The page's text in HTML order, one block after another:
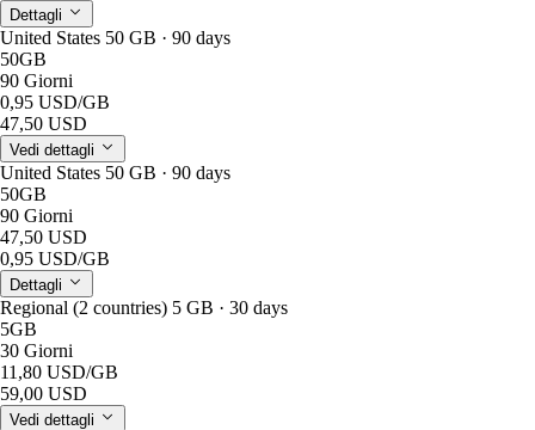
Dettagli
United States 50 GB · 90 days
50GB
90 Giorni
0,95 USD/GB
47,50 USD
Vedi dettagli
United States 50 GB · 90 days
50GB
90 Giorni
47,50 USD
0,95 USD/GB
Dettagli
Regional (2 countries) 5 GB · 30 days
5GB
30 Giorni
11,80 USD/GB
59,00 USD
Vedi dettagli